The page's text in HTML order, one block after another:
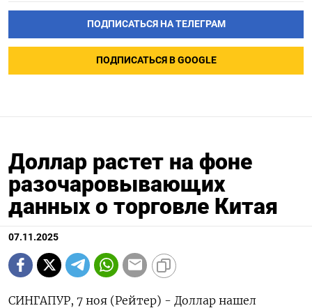
ПОДПИСАТЬСЯ НА ТЕЛЕГРАМ
ПОДПИСАТЬСЯ В GOOGLE
Доллар растет на фоне
разочаровывающих
данных о торговле Китая
07.11.2025
СИНГАПУР, 7 ноя (Рейтер) - Доллар нашел